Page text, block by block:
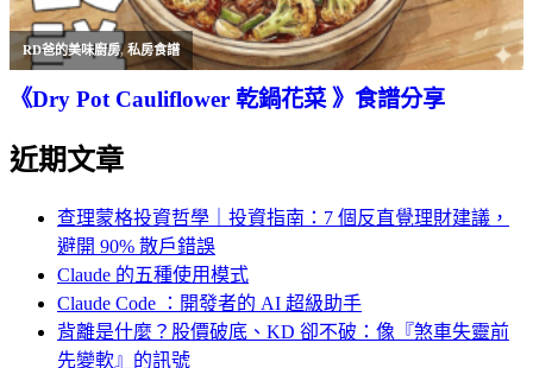
RD爸的美味廚房,私房食譜
《Dry Pot Cauliflower 乾鍋花菜 》食譜分享
近期文章
查理蒙格投資哲學｜投資指南：7 個反直覺理財建議，
避開 90% 散戶錯誤
Claude 的五種使用模式
Claude Code ：開發者的 AI 超級助手
背離是什麼？股價破底、KD 卻不破：像『煞車失靈前
先變軟』的訊號